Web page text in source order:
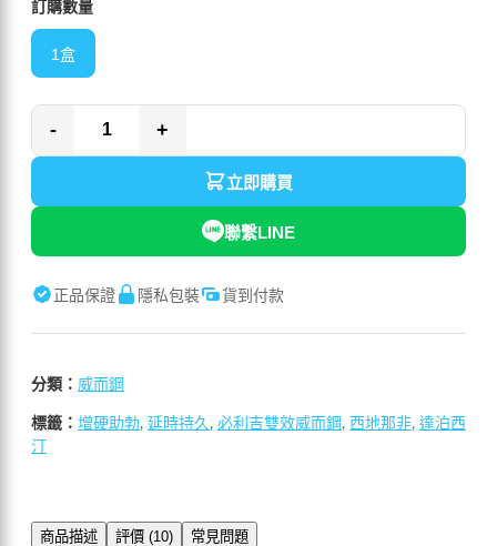
訂購數量
1盒
- +
立即購買
聯繫LINE
正品保證 隱私包裝 貨到付款
分類： 威而鋼
標籤： 增硬助勃, 延時持久 , 必利吉雙效威而鋼 , 西地那非, 達泊西
汀
商品描述 評價 (10) 常見問題